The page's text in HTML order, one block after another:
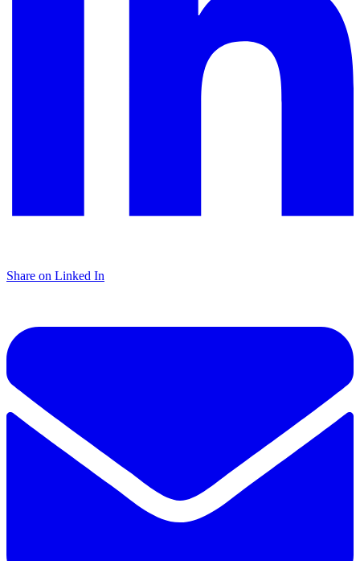
Share on Linked In